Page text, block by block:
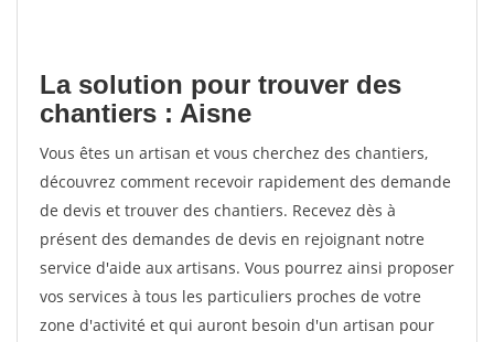
La solution pour trouver des
chantiers : Aisne
Vous êtes un artisan et vous cherchez des chantiers,
découvrez comment recevoir rapidement des demande
de devis et trouver des chantiers. Recevez dès à
présent des demandes de devis en rejoignant notre
service d'aide aux artisans. Vous pourrez ainsi proposer
vos services à tous les particuliers proches de votre
zone d'activité et qui auront besoin d'un artisan pour